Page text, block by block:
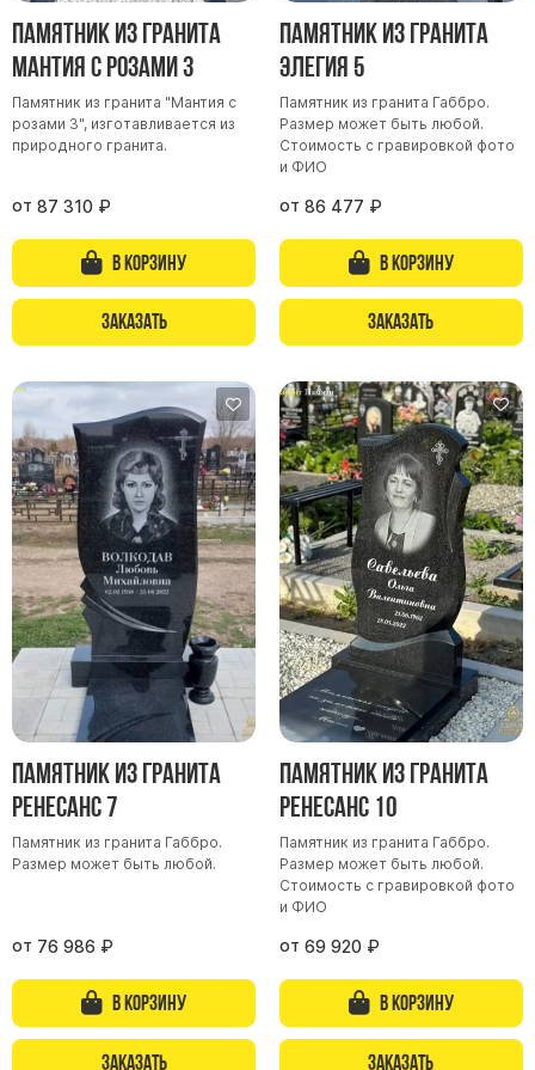
Памятники коричневые
Памятники серые
Памятники зеленые
Памятники из Дымовского гранита
Памятники из гранита Возрождение
Памятники из гранита Гранатовый Амфиболит
Памятники из гранита Сюскюянсаари
Памятники из гранита Балтик Грин
Памятники из гранита Покостовский
Памятники из гранита Лезниковский
Памятники из гранита Мансуровский
Памятники из гранита Масловский
Памятники из гранита Токовский
Памятники из гранита Капустинский
Арочные памятники
Памятники Крест
Памятники военным
Часовни из белого мрамора и гранита
Скульптуры, барельефы и бюсты из бронзы
Колумбарий
Недорогие памятники
Памятники с фотокерамикой
Памятники животным
Памятники младенцу
Памятники двойные
Памятники женщине
Памятники маме
Памятники жене
Памятник из гранита
Мантия с розами 3
Памятник из гранита "Мантия с
розами 3", изготавливается из
природного гранита.
от 87 310 ₽
В корзину
Заказать
Памятник из гранита
Элегия 5
Памятник из гранита Габбро.
Размер может быть любой.
Стоимость с гравировкой фото
и ФИО
от 86 477 ₽
В корзину
Заказать
Памятник из гранита
Ренесанс 7
Памятник из гранита Габбро.
Размер может быть любой.
от 76 986 ₽
В корзину
Заказать
Памятник из гранита
Ренесанс 10
Памятник из гранита Габбро.
Размер может быть любой.
Стоимость с гравировкой фото
и ФИО
от 69 920 ₽
В корзину
Заказать